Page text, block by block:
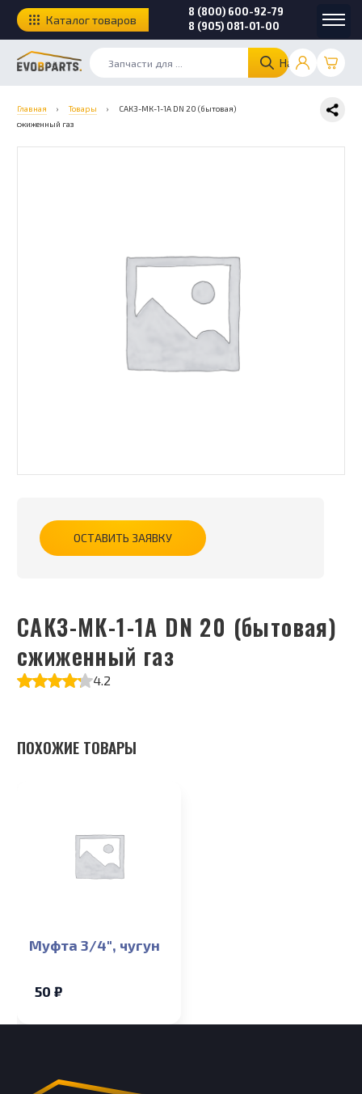
Найти
8 (800) 600-92-79
8 (905) 081-01-00
Каталог товаров
Главная › Товары ›
САКЗ-МК-1-1А DN 20 (бытовая)
сжиженный газ
САКЗ-МК-1-1А DN 20 (бытовая)
сжиженный газ
4.2
ОСТАВИТЬ ЗАЯВКУ
ПОХОЖИЕ ТОВАРЫ
Муфта 3/4″, чугун
50 ₽